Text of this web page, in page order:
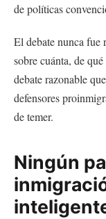
de políticas
El debate nunca fue
sobre cuánta, de
debate razonable
defensores
de temer.
Ningún